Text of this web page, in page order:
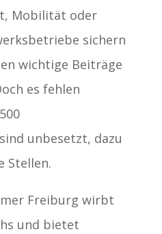
Mobilität oder
sichern
wichtige Beiträge
es fehlen
unbesetzt, dazu
Stellen.
Freiburg wirbt
und bietet